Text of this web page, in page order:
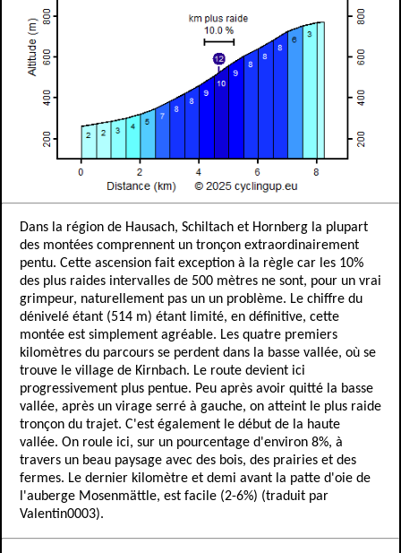
Dans la région de Hausach, Schiltach et Hornberg la plupart
des montées comprennent un tronçon extraordinairement
pentu. Cette ascension fait exception à la règle car les 10%
des plus raides intervalles de 500 mètres ne sont, pour un vrai
grimpeur, naturellement pas un un problème. Le chiffre du
dénivelé étant (514 m) étant limité, en définitive, cette
montée est simplement agréable. Les quatre premiers
kilomètres du parcours se perdent dans la basse vallée, où se
trouve le village de Kirnbach. Le route devient ici
progressivement plus pentue. Peu après avoir quitté la basse
vallée, après un virage serré à gauche, on atteint le plus raide
tronçon du trajet. C'est également le début de la haute
vallée. On roule ici, sur un pourcentage d'environ 8%, à
travers un beau paysage avec des bois, des prairies et des
fermes. Le dernier kilomètre et demi avant la patte d'oie de
l'auberge Mosenmättle, est facile (2-6%) (traduit par
Valentin0003).